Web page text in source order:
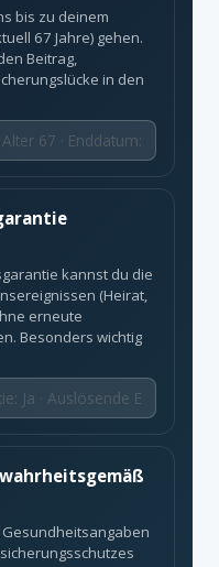
bis zu deinem
67 Jahre) gehen.
Beitrag,
in den
kannst du die
(Heirat,
erneute
Besonders wichtig